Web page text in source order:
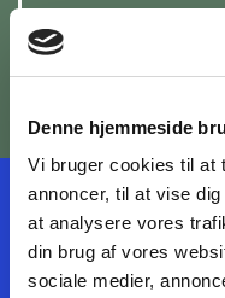
Denne hjemmeside
Vi bruger cookies til at
annoncer, til at vise
at analysere vores
din brug af vores
sociale medier,